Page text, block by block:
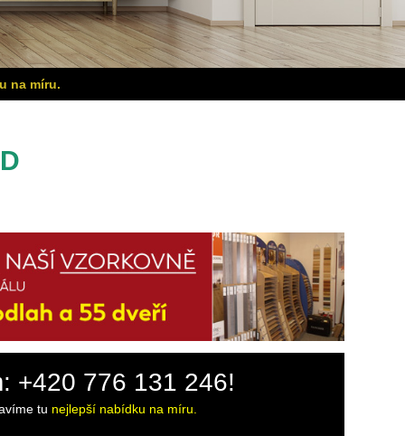
na míru.
+420 776 131 246!
tu nejlepší nabídku na míru.